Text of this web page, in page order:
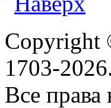
Copyright
1703-
Все права